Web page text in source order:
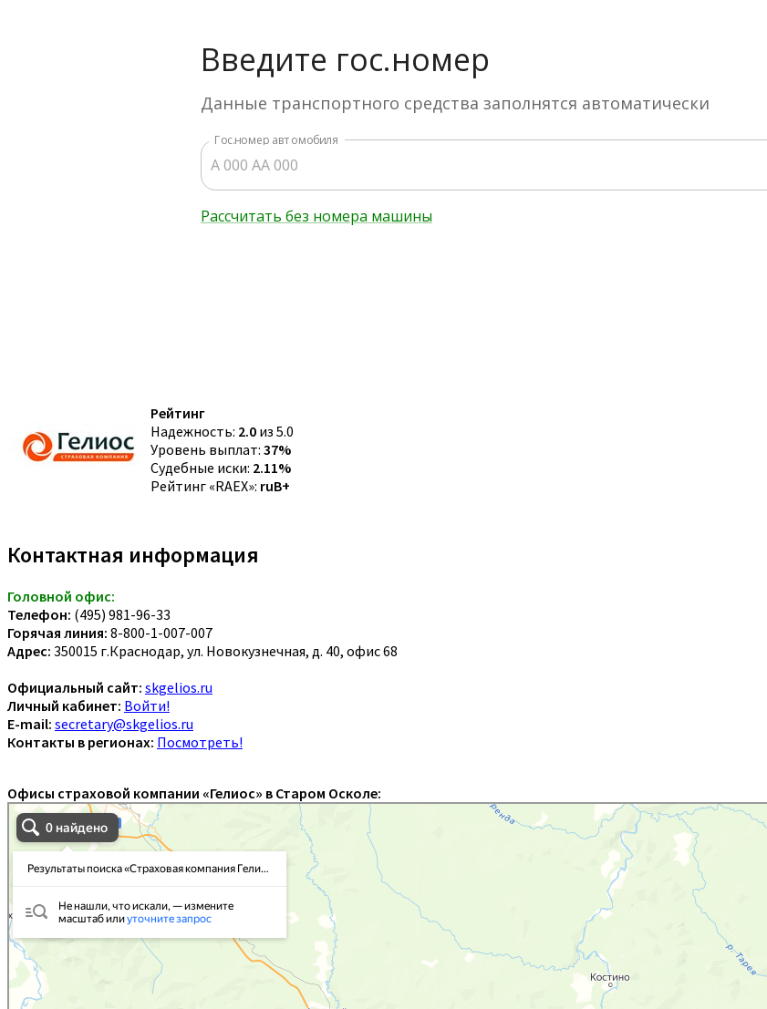
Рейтинг
Надежность: 2.0 из 5.0
Уровень выплат: 37%
Судебные иски: 2.11%
Рейтинг «RAEX»: ruB+
Контактная информация
Головной офис:
Телефон: (495) 981-96-33
Горячая линия: 8-800-1-007-007
Адрес: 350015 г.Краснодар, ул. Новокузнечная, д. 40, офис 68
Официальный сайт: skgelios.ru
Личный кабинет: Войти!
E-mail: secretary@skgelios.ru
Контакты в регионах: Посмотреть!
Офисы страховой компании «Гелиос» в Старом Осколе: